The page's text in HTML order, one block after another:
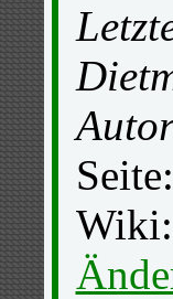
Seite:
Wiki: